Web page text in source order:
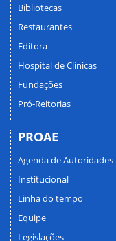
Bibliotecas
Restaurantes
Editora
Hospital de Clínicas
Fundações
Pró-Reitorias
PROAE
Agenda de Autoridades
Institucional
Linha do tempo
Equipe
Legislações